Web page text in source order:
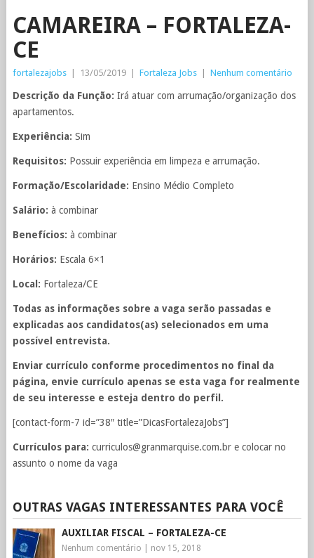
CAMAREIRA – FORTALEZA-
CE
fortalezajobs 13/05/2019 Fortaleza Jobs Nenhum comentário
Descrição da Função: Irá atuar com arrumação/organização dos
apartamentos.
Experiência: Sim
Requisitos: Possuir experiência em limpeza e arrumação.
Formação/Escolaridade: Ensino Médio Completo
Salário: à combinar
Benefícios: à combinar
Horários: Escala 6×1
Local: Fortaleza/CE
Todas as informações sobre a vaga serão passadas e
explicadas aos candidatos(as) selecionados em uma
possível entrevista.
Enviar currículo conforme procedimentos no final da
página, envie currículo apenas se esta vaga for realmente
de seu interesse e esteja dentro do perfil.
[contact-form-7 id=”38″ title=”DicasFortalezaJobs”]
Currículos para: curriculos@granmarquise.com.bre colocar no
assunto o nome da vaga
OUTRAS VAGAS INTERESSANTES PARA VOCÊ
AUXILIAR FISCAL – FORTALEZA-CE
Nenhum comentário nov 15, 2018